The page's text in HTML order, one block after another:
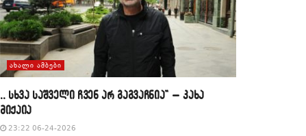
ᲐᲮᲐᲚᲘ ᲐᲛᲑᲔᲑᲘ
,, სხვა საშველი ჩვენ არ გაგვაჩნია” – კახა
მიქაია
23:22 06-24-2026